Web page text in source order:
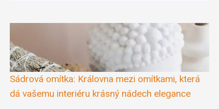
Sádrová omítka: Královna mezi omítkami, která
dá vašemu interiéru krásný nádech elegance